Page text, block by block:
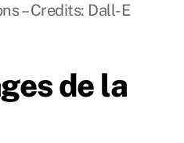
– Credits: Dall-E
de la